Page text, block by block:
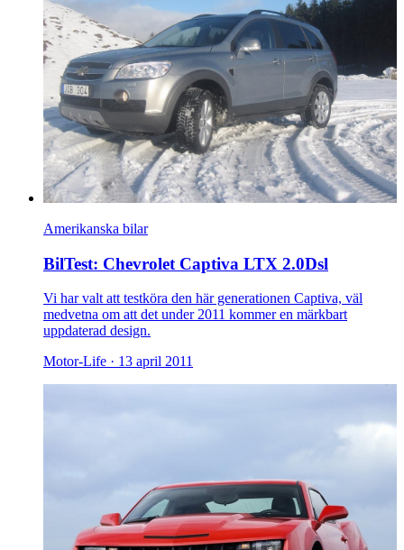
Amerikanska bilar
BilTest: Chevrolet Captiva LTX 2.0Dsl
Vi har valt att testköra den här generationen Captiva, väl
medvetna om att det under 2011 kommer en märkbart
uppdaterad design.
Motor-Life · 13 april 2011